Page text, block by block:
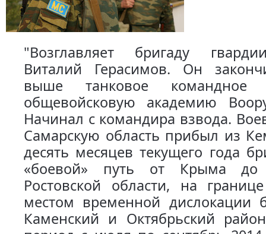
"Возглавляет бригаду
Виталий Герасимов. Он
выше танковое
общевойсковую академию
Начинал с командира взвода.
Самарскую область прибыл из
десять месяцев текущего года
«боевой» путь от Крыма до
Ростовской области, на
местом временной дислокации
Каменский и Октябрьский